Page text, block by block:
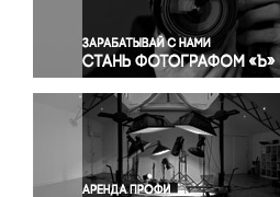
Правосудие
Происшествия и конфликты
Религия
Светская жизнь
Спорт
Экология
Экономика и бизнес